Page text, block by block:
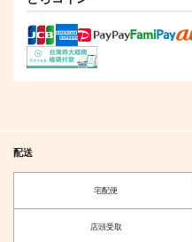
配送
宅配便
店頭受取